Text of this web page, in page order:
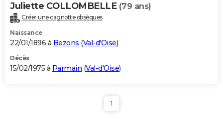
Juliette COLLOMBELLE (79 ans)
Créer une cagnotte obsèques
Naissance
22/01/1896 à Bezons (Val-d'Oise)
Décès
15/02/1975 à Parmain (Val-d'Oise)
1